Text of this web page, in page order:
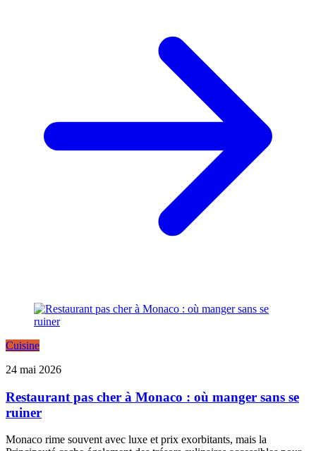
Cuisine
24 mai 2026
Restaurant pas cher à Monaco : où manger sans se
ruiner
Monaco rime souvent avec luxe et prix exorbitants, mais la